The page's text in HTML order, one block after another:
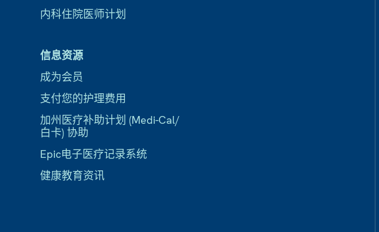
内科住院医师计划
信息资源
成为会员
支付您的护理费用
加州医疗补助计划 (Medi-Cal/
白卡) 协助
Epic电子医疗记录系统
健康教育资讯